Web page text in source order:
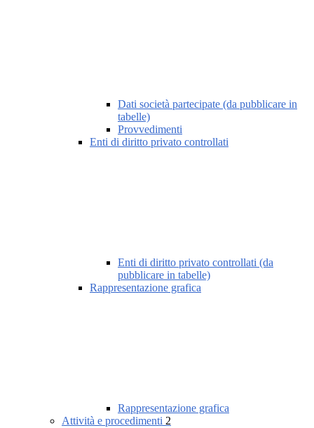
Dati società partecipate (da pubblicare in
tabelle)
Provvedimenti
Enti di diritto privato controllati
Enti di diritto privato controllati (da
pubblicare in tabelle)
Rappresentazione grafica
Rappresentazione grafica
Attività e procedimenti 2